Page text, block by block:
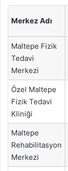
Merkez Adı
Maltepe Fizik
Tedavi
Merkezi
Özel Maltepe
Fizik Tedavi
Kliniği
Maltepe
Rehabilitasyon
Merkezi